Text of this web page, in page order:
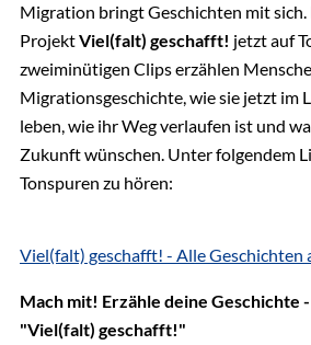
E-Mail senden
Gebäude 8, Zimmer 203
frei
Migration bringt Geschichten mit sich.
ProjektViel(falt) geschafft! jetzt auf
zweiminütigen Clips erzählen
Migrationsgeschichte, wie sie jetzt im
leben, wie ihr Weg verlaufen ist und
Zukunft wünschen. Unter folgendem
Tonspuren zu hören:
Viel(falt) geschafft! - Alle Geschichten
Mach mit! Erzähle deine Geschichte
"Viel(falt) geschafft!"